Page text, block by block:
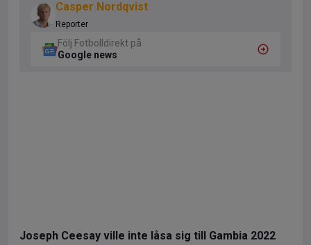
Casper Nordqvist
Reporter
Följ Fotbolldirekt på
Google news
Joseph Ceesay ville inte låsa sig till Gambia 2022